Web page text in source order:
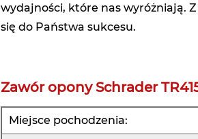
wydajności, które nas wyróżniają.
się do Państwa sukcesu.
Zawór opony Schrader
Miejsce pochodzenia: